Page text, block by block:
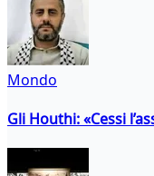
Mondo
Gli Houthi: «Cessi